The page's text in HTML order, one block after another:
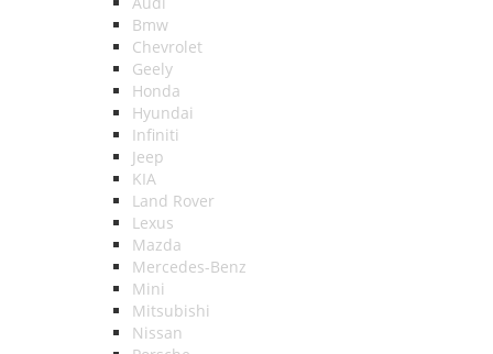
Bmw
Chevrolet
Geely
Honda
Hyundai
Infiniti
Jeep
KIA
Land Rover
Lexus
Mazda
Mercedes-Benz
Mini
Mitsubishi
Nissan